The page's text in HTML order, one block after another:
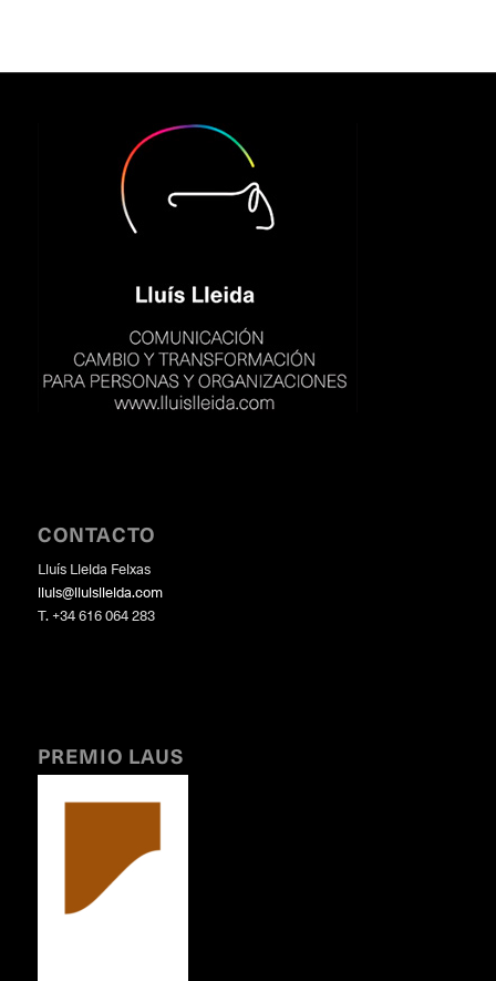
CONTACTO
Lluís Lleida Feixas
lluis@lluislleida.com
T. +34 616 064 283
PREMIO LAUS